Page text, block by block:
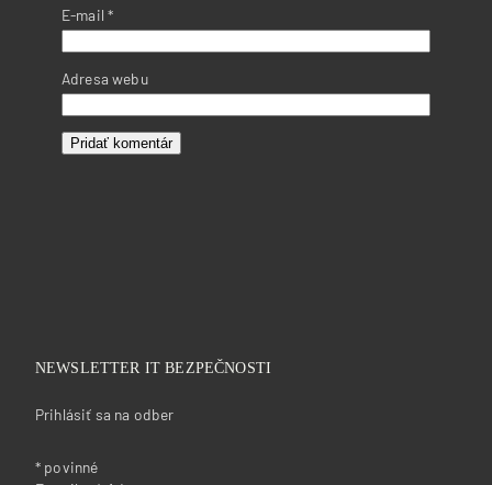
E-mail*
Adresa webu
NEWSLETTER IT BEZPEČNOSTI
Prihlásiť sa na odber
* povinné